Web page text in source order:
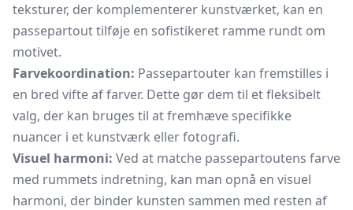
teksturer, der komplementerer kunstværket, kan en
passepartout tilføje en sofistikeret ramme rundt om
motivet.
Farvekoordination: Passepartouter kan fremstilles i
en bred vifte af farver. Dette gør dem til et fleksibelt
valg, der kan bruges til at fremhæve specifikke
nuancer i et kunstværk eller fotografi.
Visuel harmoni: Ved at matche passepartoutens farve
med rummets indretning, kan man opnå en visuel
harmoni, der binder kunsten sammen med resten af